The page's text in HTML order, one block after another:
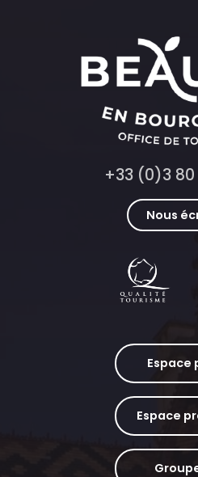
+33 (0)3 80
Nous
Espace
Espace